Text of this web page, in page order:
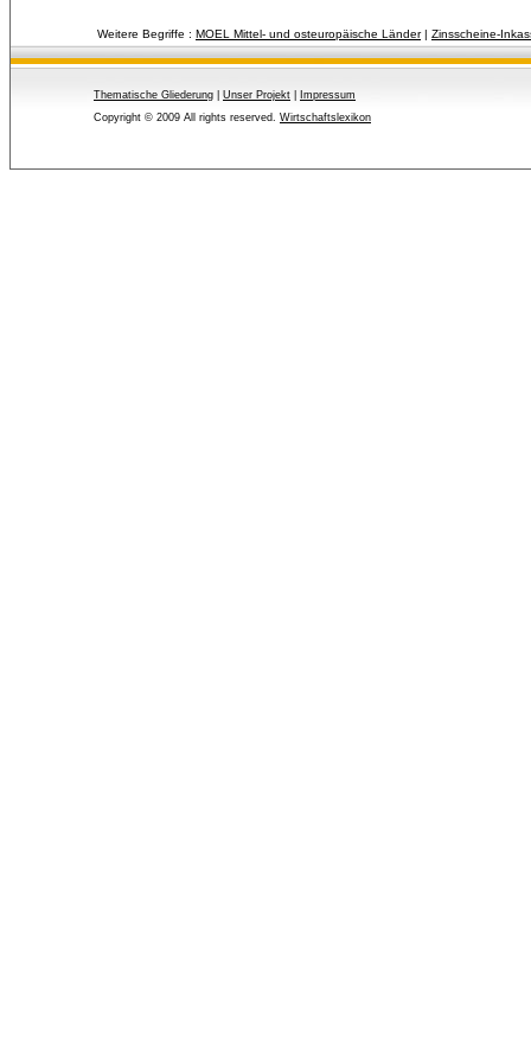
Weitere Begriffe : MOEL Mittel- und osteuropäische Länder| Zinsscheine-
Thematische Gliederung Unser Projekt
Impressum
Copyright © 2009 All rights reserved. Wirtschaftslexikon